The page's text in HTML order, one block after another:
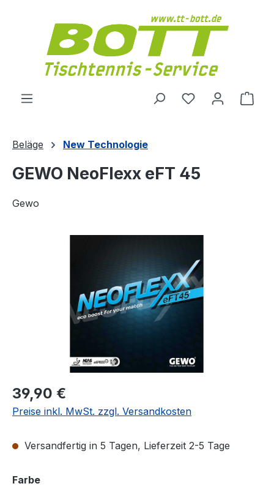
Du hast 0
Beläge New Technologie
GEWO NeoFlexx eFT 45
Gewo
Regulärer Preis:
39,90 €
Preise inkl. MwSt. zzgl. Versandkosten
Versandfertig in 5 Tagen, Lieferzeit 2-5 Tage
Farbeauswählen